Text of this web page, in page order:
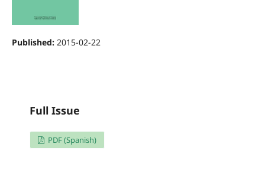
Published: 2015-02-22
Full Issue
PDF (Spanish)